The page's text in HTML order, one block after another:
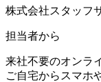
株式会社スタッフ
担当者から
来社不要のオンラ
ご自宅からスマホ